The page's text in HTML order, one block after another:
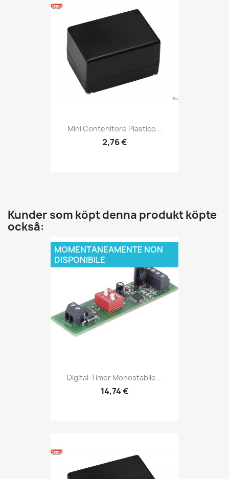
Mini Contenitore Plastico...
2,76 €
Kunder som köpt denna produkt köpte
också:
Digital-Timer Monostabile...
14,74 €
MOMENTANEAMENTE NON
DISPONIBILE